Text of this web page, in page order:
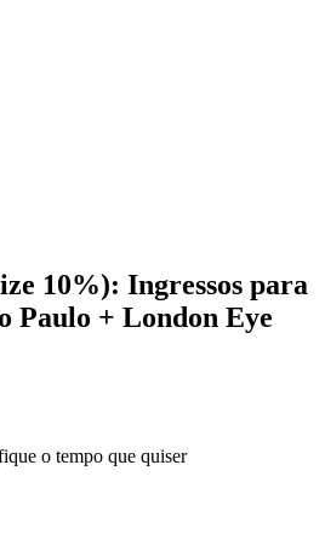
10%): Ingressos para
Paulo + London Eye
o tempo que quiser